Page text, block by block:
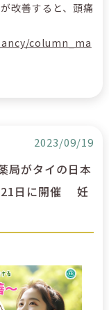
改善すると、頭痛
column_ma
2023/09/19
がタイの日本
21日に開催 妊